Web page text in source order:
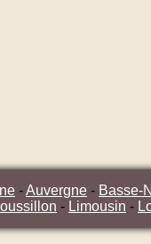
-Auvergne - Basse-
- Limousin -